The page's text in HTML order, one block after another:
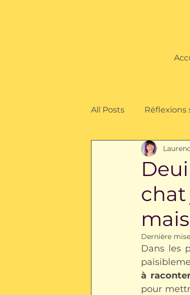
All Posts Réflexions
Deuil Animalier
chat
Dernière
Dans les
à
pour